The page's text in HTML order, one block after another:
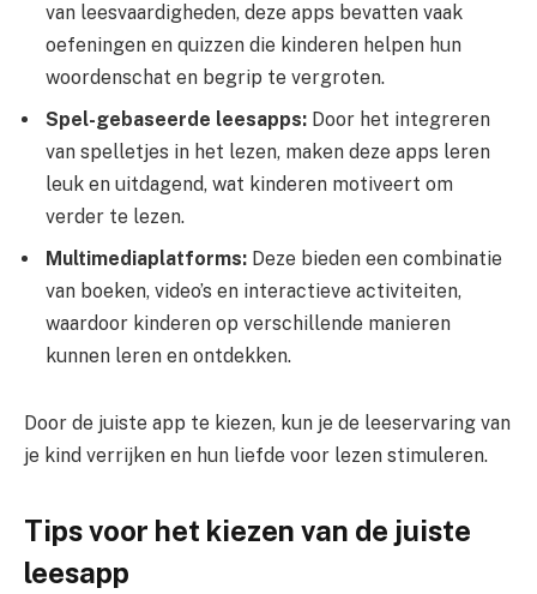
van leesvaardigheden, deze apps bevatten vaak
oefeningen en quizzen die kinderen helpen hun
woordenschat en begrip te vergroten.
Spel-gebaseerde leesapps: Door het integreren
van spelletjes in het lezen, maken deze apps leren
leuk en uitdagend, wat kinderen motiveert om
verder te lezen.
Multimediaplatforms: Deze bieden een combinatie
van boeken, video’s en interactieve activiteiten,
waardoor kinderen op verschillende manieren
kunnen leren en ontdekken.
Door de juiste app te kiezen, kun je de leeservaring van
je kind verrijken en hun liefde voor lezen stimuleren.
Tips voor het kiezen van de juiste
leesapp